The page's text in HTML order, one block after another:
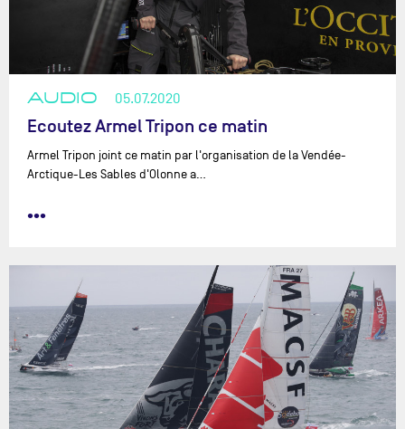
AUDIO 05.07.2020
Ecoutez Armel Tripon ce matin
Armel Tripon joint ce matin par l'organisation de la Vendée-
Arctique-Les Sables d'Olonne a…
•••